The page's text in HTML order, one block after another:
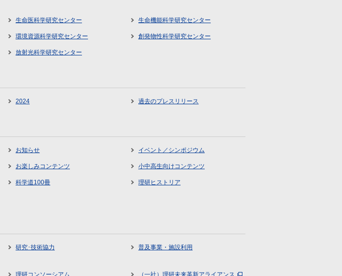
生命医科学研究センター 生命機能科学研究センター
環境資源科学研究センター 創発物性科学研究センター
放射光科学研究センター
2024 過去のプレスリリース
お知らせ イベント／シンポジウム
お楽しみコンテンツ 小中高生向けコンテンツ
科学道100冊 理研ヒストリア
研究･技術協力 普及事業・施設利用
理研コンソーシアム （一社）理研未来革新アライアンス